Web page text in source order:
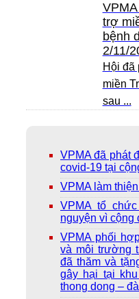
trợ
bệnh
2/11/
Hội đã
miền
sau ...
VPMA đã phát
covid-19 tại
VPMA làm
VPMA tổ
nguyện vì cộng
VPMA phối
và môi trường
đã thăm và
gây hại tại
thong dong –